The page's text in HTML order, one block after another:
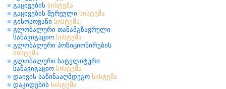
გაცივების სისტემა
გაცივების შერეული სისტემა
გისოსოვანი სისტემა
გლობალური თანამგზავრული
სანავიგაციო სისტემა
გლობალური პოზიციონირების
სისტემა
გლობალური სატელიტური
სანავიგაციო სისტემა
დაივის საწინააღმდეგო სისტემა
დაკიდების სისტემა